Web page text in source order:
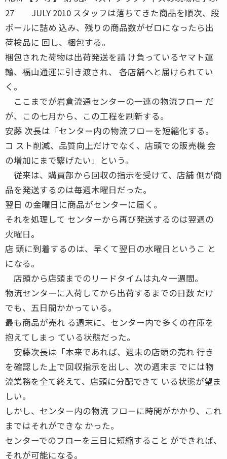
27 JULY 2010 スタッフは落ちてきた商品を順次、段
ボールに詰め 込み、残りの商品数がゼロになったら出
荷検品に 回し、梱包する。
梱包された荷物は出荷発送を請 け負っているヤマト運
輸、福山通運に引き渡され、 各店舗へと届けられてい
く。
ここまでが岩倉流通センターの一連の物流フロー だ
が、この七月から、この工程を刷新する。
安藤 次長は「センター内の物流フローを短縮化する。
コ スト削減、品質向上だけでなく、店頭での販売機 会
の増加にまで繋げたい」という。
従来は、購買部から回収の指示を受けて、店舗 側が商
品を発送するのは毎週木曜日だった。
翌日 の金曜日に商品がセンターに届く。
それを処理して センターから再び発送するのは翌週の
火曜日。
店 頭に到着するのは、早くて翌日の水曜日というこ と
になる。
店頭から店頭までのリードタイムは丸々一週間。
物流センターに入荷してから出荷するまでの日数 だけ
でも、五日間かかっている。
最も商品が売れ る週末に、センター内で多くの在庫を
抱えてしまっ ている状態だった。
安藤次長は「本来であれば、週末の店頭の売れ 行き
を確認した上で回収指示を出し、次の週末ま でには物
流業務を全て終えて、店頭に分配できて いる状態が望ま
しい。
しかし、センター内の物流 フローに時間がかかり、これ
まではそれができな かった。
センターでのフローを三日に短縮すること ができれば、
それが可能になる。